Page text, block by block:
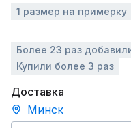
1 размер на примерку
Более 23 раз
Купили более 3 раз
Доставка
Минск